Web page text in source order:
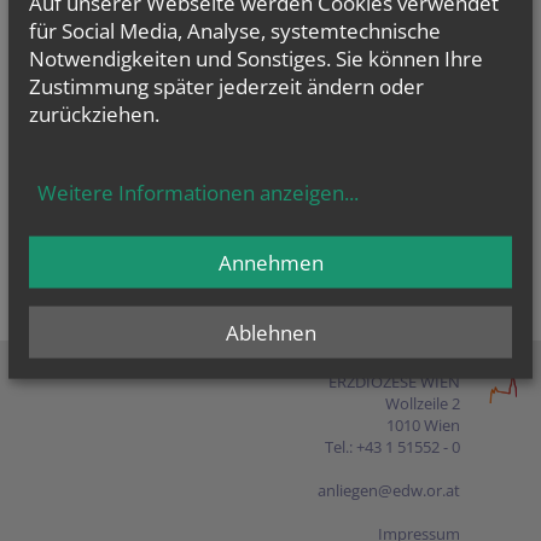
Presse
Shop
ERZDIÖZESE WIEN
Wollzeile 2
1010 Wien
Tel.: +43 1 51552 - 0
anliegen@edw.or.at
Impressum
für Social Media, Analyse, systemtechnische
Notwendigkeiten und Sonstiges. Sie können Ihre
Zustimmung später jederzeit ändern oder
zurückziehen.
Weitere Informationen anzeigen...
Ablehnen
Annehmen